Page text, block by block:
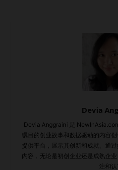
户群体，因此选择正确的渠道对
例如，如果您的目标受众主要
方面，如果您的社区注重深度
种精心选择有助于创建一个更吸
成员感到连接和融入。 第四条
内容 创建有价值且吸引人的内
键。美国品牌顾问Scott
想化的品牌形象，但品牌其实是
Devia
Devia Anggraini 是
瞩目的创业故事和数据驱动的内容
提供平台，展示其创新和成就。通
内容，无论是初创企业还是成熟企
注和认